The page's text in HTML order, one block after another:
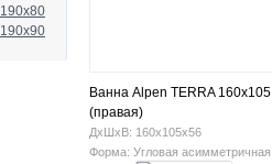
190x80
190x90
Ванна Alpen TERRA 160x105
(правая)
ДхШхВ: 160х105х56
Форма: Угловая асимметричная